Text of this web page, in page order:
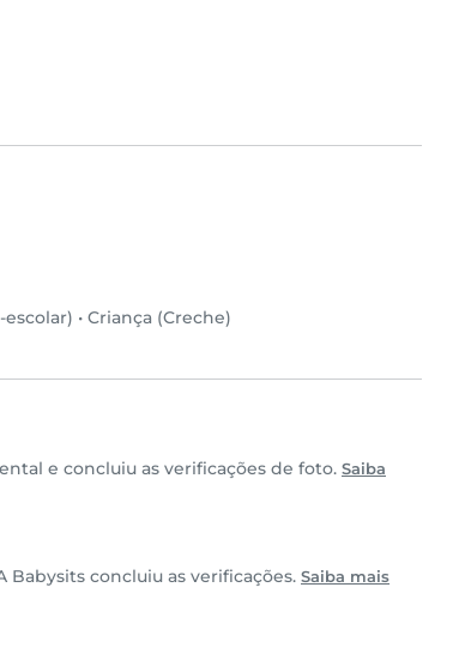
escolar) • Criança (Creche)
e concluiu as verificações de foto. Saiba
concluiu as verificações. Saiba mais